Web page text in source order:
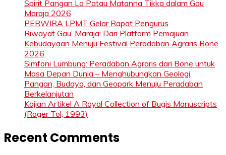
Spirit Pangan La Patau Matanna Tikka dalam Gau
Maraja 2026
PERWIRA LPMT Gelar Rapat Pengurus
Riwayat Gau’ Maraja: Dari Platform Pemajuan
Kebudayaan Menuju Festival Peradaban Agraris Bone
2026
Simfoni Lumbung: Peradaban Agraris dari Bone untuk
Masa Depan Dunia – Menghubungkan Geologi,
Pangan, Budaya, dan Geopark Menuju Peradaban
Berkelanjutan
Kajian Artikel A Royal Collection of Bugis Manuscripts
(Roger Tol, 1993)
Recent Comments